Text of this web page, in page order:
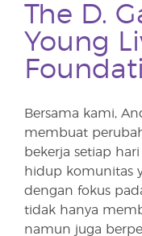
The D.
Young
Bersama kami,
membuat
bekerja setiap
hidup komunitas
dengan fokus
tidak hanya
namun juga